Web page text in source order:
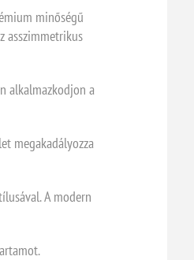
minőségű
asszimmetrikus
alkalmazkodjon a
megakadályozza
A modern